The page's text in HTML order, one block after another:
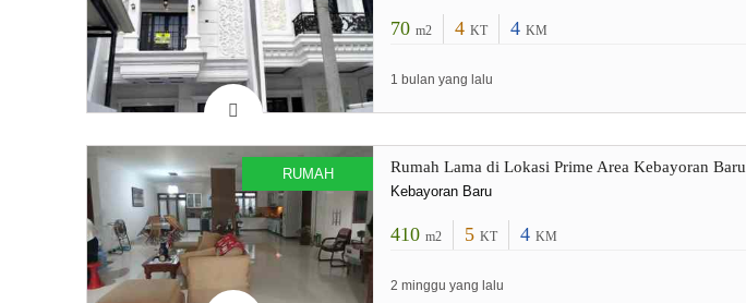
70 m2 4 KT 4 KM
1 bulan yang lalu
RUMAH Rumah Lama di Lokasi Prime Area Kebayoran Baru
Kebayoran Baru
410 m2 5 KT 4 KM
2 minggu yang lalu